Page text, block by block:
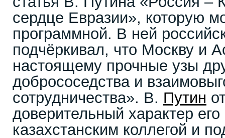
сердце Евразии», которую
программной. В ней
подчёркивал, что Москву и
настоящему прочные узы
добрососедства и
сотрудничества». В. Путин
доверительный характер
казахстанским коллегой и